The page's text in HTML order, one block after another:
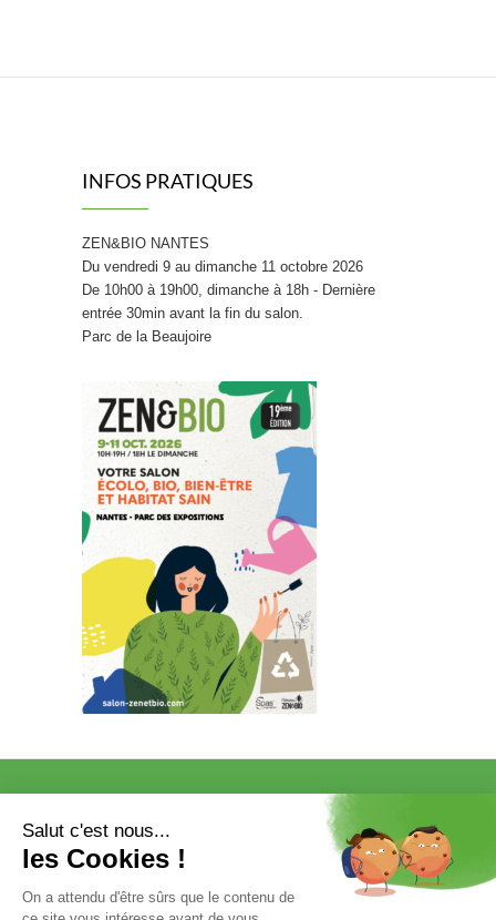
INFOS PRATIQUES
ZEN&BIO NANTES
Du vendredi 9 au dimanche 11 octobre 2026
De 10h00 à 19h00, dimanche à 18h - Dernière
entrée 30min avant la fin du salon.
Parc de la Beaujoire
EXPOSER
COMMUNICATION/PRESSE ET
VOTRE ENTRÉE GRATUITE